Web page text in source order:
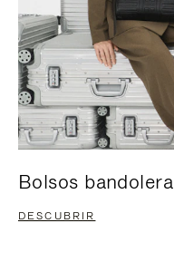
Bolsos bandolera
DESCUBRIR